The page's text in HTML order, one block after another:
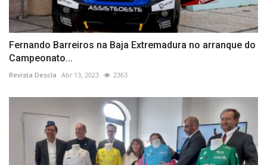
Fernando Barreiros na Baja Extremadura no arranque do
Campeonato...
Revista Descla Abr 13, 2023 2363